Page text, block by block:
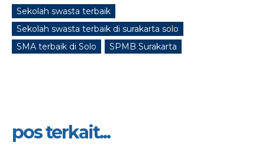
Sekolah swasta terbaik
Sekolah swasta terbaik di surakarta solo
SMA terbaik di Solo
SPMB Surakarta
pos terkait...